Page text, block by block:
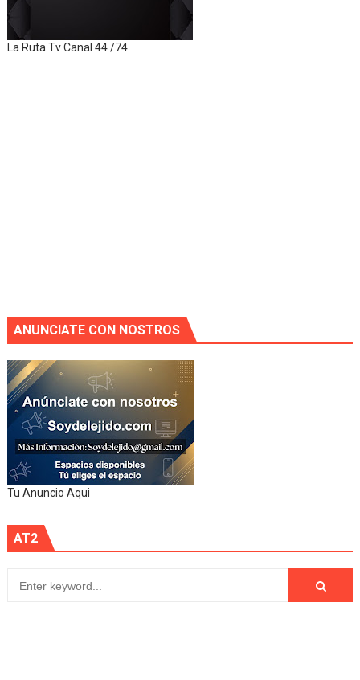
La Ruta Tv Canal 44 /74
ANUNCIATE CON NOSTROS
Tu Anuncio Aqui
AT2